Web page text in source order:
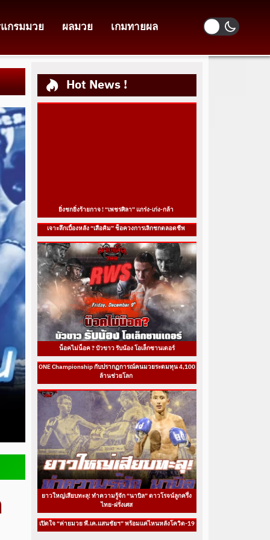
กรมมวย ผลมวย เกมทายผล
Hot News !
ยิ่งชกยิ่งร้ายกาจ ! “เพชรศิลา” แกร่ง-เก่ง-กล้า
เจาะลึกเบื้องหลัง “เสือคิม” ช็อควงการเลิกชกตลอดชีพ
น็อคไม่น็อค ? บัวขาว รับน้อง โอเล็กซานเดอร์
ONE Championship กับปรากฏการณ์คนมวยระดมทุน 4,100
ล้านช่วยโลก
ยาวใหญ่เสียบทะลุ! ทำความรู้จัก “นาบิล” ดาวโรจน์ลูกครึ่ง
ไทย-ฝรั่งเศส
เปิดใจ “ค่ายมวย พี.เค.แสนชัยฯ” พร้อมแค่ไหนหลังโควิด-19